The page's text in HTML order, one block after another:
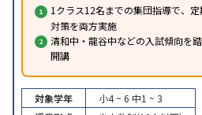
1クラス12名までの集団指導で、
対策を両方実施
清和中・龍谷中などの入試傾向を
開講
対象学年 小4 ~ 6 中1 ~ 3